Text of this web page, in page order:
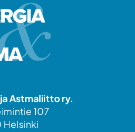
Astmaliitto ry.
107